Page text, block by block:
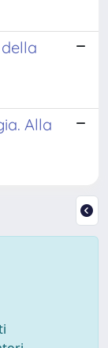
Alla